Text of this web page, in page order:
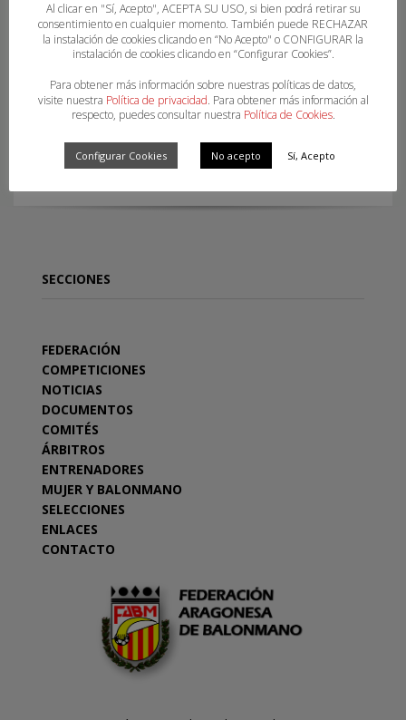
SECCIONES
FEDERACIÓN
COMPETICIONES
NOTICIAS
DOCUMENTOS
COMITÉS
ÁRBITROS
ENTRENADORES
MUJER Y BALONMANO
SELECCIONES
ENLACES
CONTACTO
Al clicar en "Sí, Acepto", ACEPTA SU USO, si bien podrá retirar su
consentimiento en cualquier momento. También puede RECHAZAR
la instalación de cookies clicando en “No Acepto" o CONFIGURAR la
instalación de cookies clicando en “Configurar Cookies”.
Para obtener más información sobre nuestras políticas de datos,
visite nuestra Política de privacidad. Para obtener más información al
respecto, puedes consultar nuestra Política de Cookies.
Configurar Cookies No acepto Sí, Acepto